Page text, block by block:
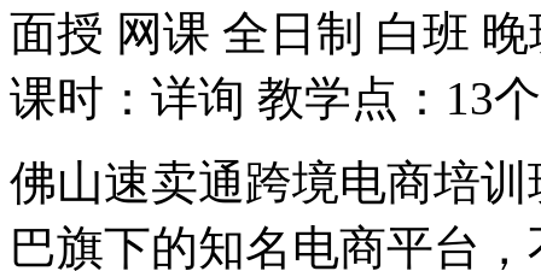
面授 网课 全日制 白班 晚
课时：详询 教学点：13个
佛山速卖通跨境电商培
巴旗下的知名电商平台